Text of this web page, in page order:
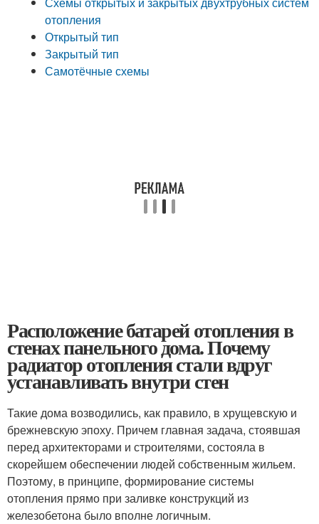
отопления
Открытый тип
Закрытый тип
Самотёчные схемы
Расположение батарей отопления в
стенах панельного дома. Почему
радиатор отопления стали вдруг
устанавливать внутри стен
Такие дома возводились, как правило, в хрущевскую и
брежневскую эпоху. Причем главная задача, стоявшая
перед архитекторами и строителями, состояла в
скорейшем обеспечении людей собственным жильем.
Поэтому, в принципе, формирование системы
отопления прямо при заливке конструкций из
железобетона было вполне логичным.